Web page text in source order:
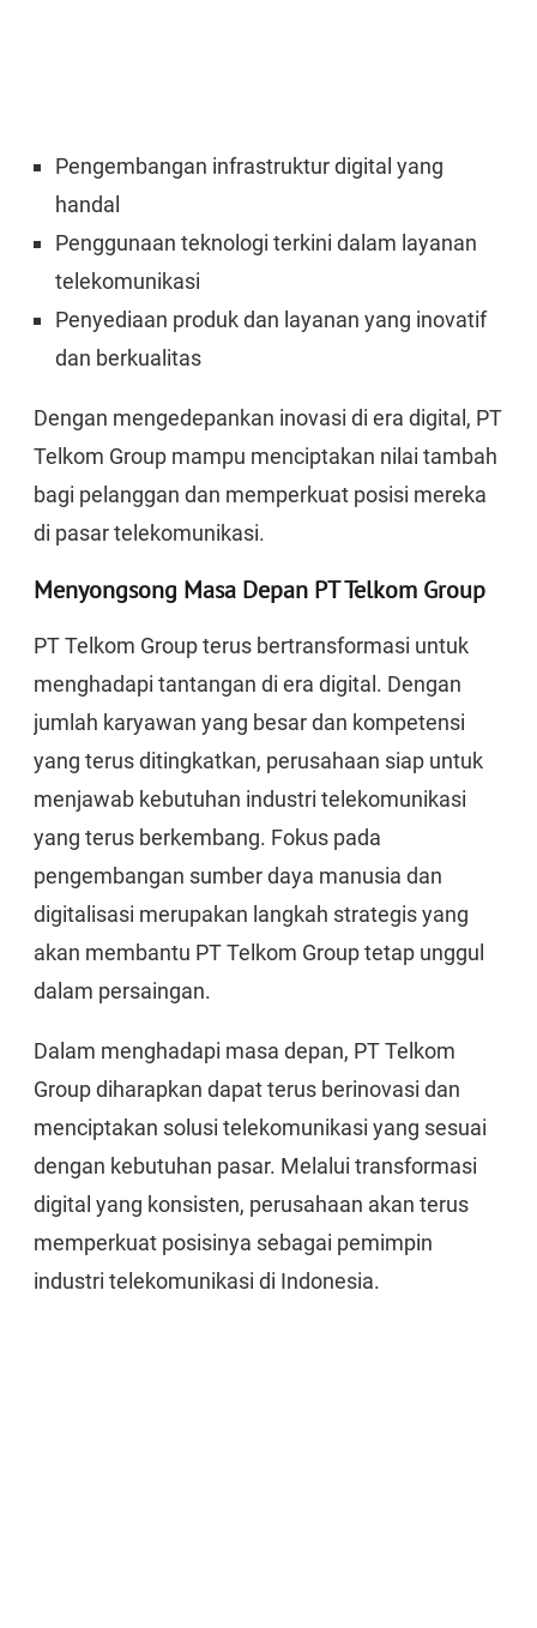
Pengembangan infrastruktur digital yang
handal
Penggunaan teknologi terkini dalam layanan
telekomunikasi
Penyediaan produk dan layanan yang inovatif
dan berkualitas
Dengan mengedepankan inovasi di era digital, PT
Telkom Group mampu menciptakan nilai tambah
bagi pelanggan dan memperkuat posisi mereka
di pasar telekomunikasi.
Menyongsong Masa Depan PT Telkom Group
PT Telkom Group terus bertransformasi untuk
menghadapi tantangan di era digital. Dengan
jumlah karyawan yang besar dan kompetensi
yang terus ditingkatkan, perusahaan siap untuk
menjawab kebutuhan industri telekomunikasi
yang terus berkembang. Fokus pada
pengembangan sumber daya manusia dan
digitalisasi merupakan langkah strategis yang
akan membantu PT Telkom Group tetap unggul
dalam persaingan.
Dalam menghadapi masa depan, PT Telkom
Group diharapkan dapat terus berinovasi dan
menciptakan solusi telekomunikasi yang sesuai
dengan kebutuhan pasar. Melalui transformasi
digital yang konsisten, perusahaan akan terus
memperkuat posisinya sebagai pemimpin
industri telekomunikasi di Indonesia.